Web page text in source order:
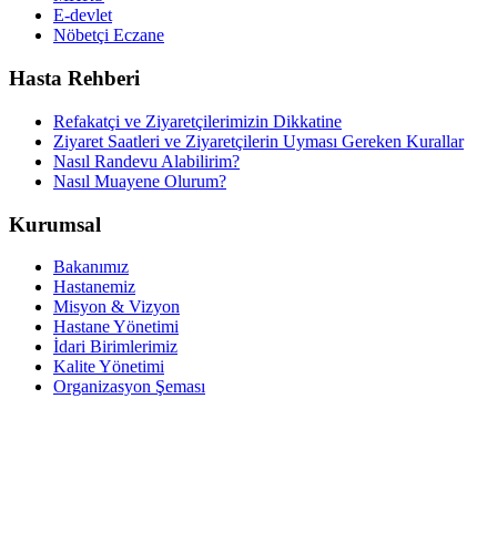
E-devlet
Nöbetçi Eczane
Hasta Rehberi
Refakatçi ve Ziyaretçilerimizin Dikkatine
Ziyaret Saatleri ve Ziyaretçilerin Uyması Gereken Kurallar
Nasıl Randevu Alabilirim?
Nasıl Muayene Olurum?
Kurumsal
Bakanımız
Hastanemiz
Misyon & Vizyon
Hastane Yönetimi
İdari Birimlerimiz
Kalite Yönetimi
Organizasyon Şeması